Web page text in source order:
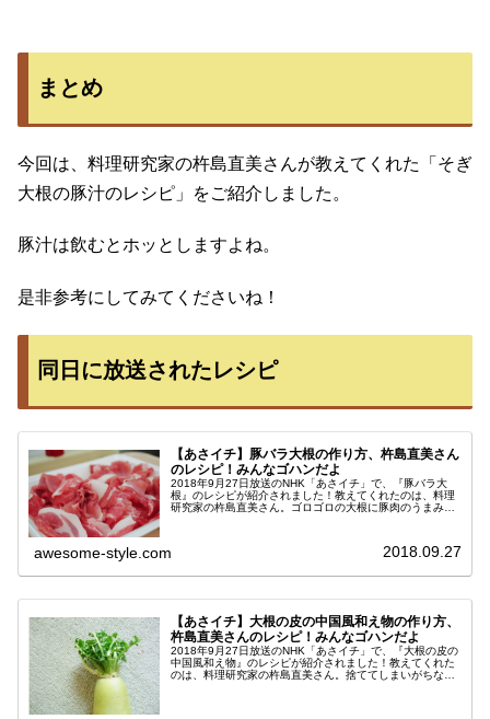
まとめ
今回は、料理研究家の杵島直美さんが教えてくれた「そぎ
大根の豚汁のレシピ」をご紹介しました。
豚汁は飲むとホッとしますよね。
是非参考にしてみてくださいね！
同日に放送されたレシピ
【あさイチ】豚バラ大根の作り方、杵島直美さん
のレシピ！みんなゴハンだよ
2018年9月27日放送のNHK「あさイチ」で、『豚バラ大
根』のレシピが紹介されました！教えてくれたのは、料理
研究家の杵島直美さん。ゴロゴロの大根に豚肉のうまみが
awesome-style.com 2018.09.27
【あさイチ】大根の皮の中国風和え物の作り方、
杵島直美さんのレシピ！みんなゴハンだよ
2018年9月27日放送のNHK「あさイチ」で、『大根の皮の
中国風和え物』のレシピが紹介されました！教えてくれた
のは、料理研究家の杵島直美さん。捨ててしまいがちな大